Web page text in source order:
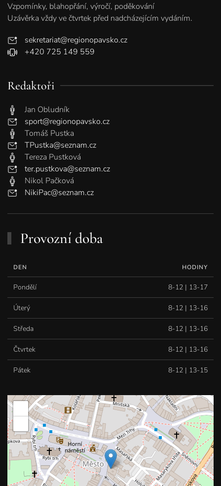
Vzpomínky, blahopřání, výročí, poděkování
Uzávěrka vždy ve čtvrtek před nadcházejícím vydáním.
sekretariat@regionopavsko.cz
+420 725 149 559
Redaktoři
Jan Obludník
sport@regionopavsko.cz
Tomáš Pustka
TPustka@seznam.cz
Tereza Pustková
ter.pustkova@seznam.cz
Nikol Pačková
NikiPac@seznam.cz
Provozní doba
DEN HODINY
Pondělí 8-12 | 13-17
Úterý 8-12 | 13-16
Středa 8-12 | 13-16
Čtvrtek 8-12 | 13-16
Pátek 8-12 | 13-15